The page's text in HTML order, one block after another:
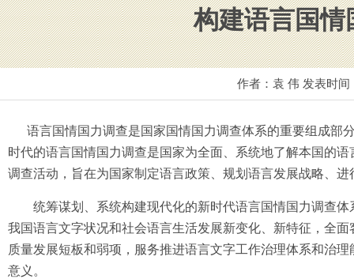
构建语言国情
作者：袁 伟 发表时间
语言国情国力调查是国家国情国力调查体系的重要组成部
时代的语言国情国力调查是国家为全面、系统地了解本国的
调查活动，旨在为国家制定语言政策、规划语言发展战略、
统筹谋划、系统构建现代化的新时代语言国情国力调查体
我国语言文字状况和社会语言生活发展新变化、新特征，全
质量发展短板和弱项，服务推进语言文字工作治理体系和治
意义。